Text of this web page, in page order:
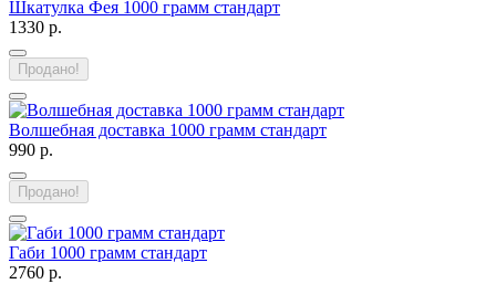
Шкатулка Фея 1000 грамм стандарт
1330 р.
Продано!
Волшебная доставка 1000 грамм стандарт
990 р.
Продано!
Габи 1000 грамм стандарт
2760 р.